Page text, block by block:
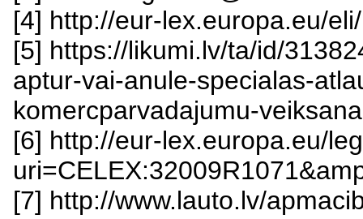
[4] http://eur-lex.europa.eu/
[5] https://likumi.lv/ta/id/
aptur-vai-anule-specialas-
komercparvadajumu-
[6] http://eur-lex.europa.eu/
[7] http://www.lauto.lv/